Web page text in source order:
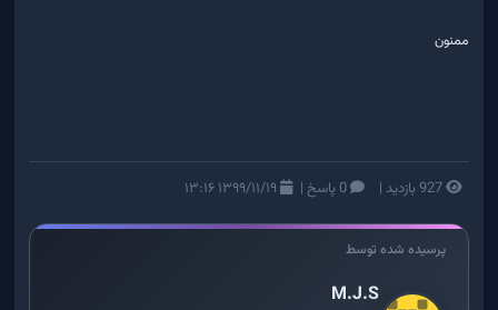
ممنون
927 بازدید | 0 پاسخ |
پرسیده شده توسط
M.J.S